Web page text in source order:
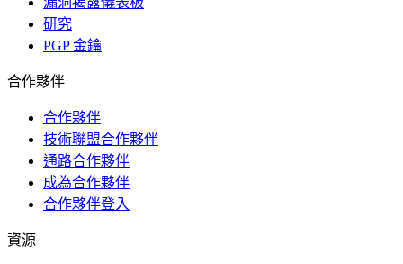
研究
PGP 金鑰
合作夥伴
合作夥伴
技術聯盟合作夥伴
通路合作夥伴
成為合作夥伴
合作夥伴登入
資源